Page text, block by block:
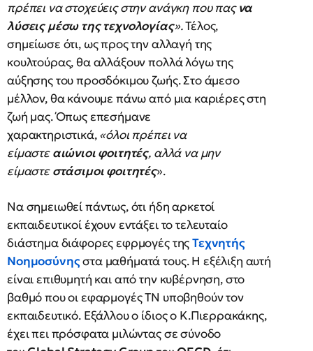
πρέπει να στοχεύεις στην ανάγκη που παςνα
λύσεις μέσω της τεχνολογίας».Τέλος,
σημείωσε ότι, ως προς την αλλαγή της
κουλτούρας, θα αλλάξουν πολλά λόγω της
αύξησης του προσδόκιμου ζωής. Στο άμεσο
μέλλον, θα κάνουμε πάνω από μια καριέρες στη
ζωή μας. Όπως επεσήμανε
χαρακτηριστικά,«όλοι πρέπει να
είμαστεαιώνιοι φοιτητές, αλλά να μην
είμαστεστάσιμοι φοιτητές».
Να σημειωθεί πάντως, ότι ήδη αρκετοί
εκπαιδευτικοί έχουν εντάξει το τελευταίο
διάστημα διάφορες εφρμογές τηςΤεχνητής
Νοημοσύνηςστα μαθήματά τους. Η εξέλιξη αυτή
είναι επιθυμητή και από την κυβέρνηση, στο
βαθμό που οι εφαρμογές ΤΝ υποβηθούν τον
εκπαιδευτικό. Εξάλλου ο ίδιος ο Κ.Πιερρακάκης,
έχει πει πρόσφατα μιλώντας σε σύνοδο